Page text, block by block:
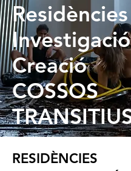
Residències
Creació
COSSOS
RESIDÈNCIES